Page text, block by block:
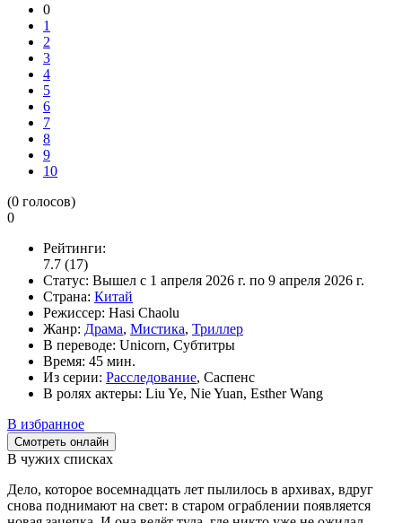
0
1
2
3
4
5
6
7
8
9
10
(0 голосов)
0
Рейтинги:
7.7 (17)
Статус: Вышел с 1 апреля 2026 г. по 9 апреля 2026 г.
Страна: Китай
Режиссер: Hasi Chaolu
Жанр: Драма, Мистика, Триллер
В переводе: Unicorn, Субтитры
Время: 45 мин.
Из серии: Расследование, Саспенс
В ролях актеры: Liu Ye, Nie Yuan, Esther Wang
В избранное
Смотреть онлайн
В чужих списках
Дело, которое восемнадцать лет пылилось в архивах, вдруг
снова поднимают на свет: в старом ограблении появляется